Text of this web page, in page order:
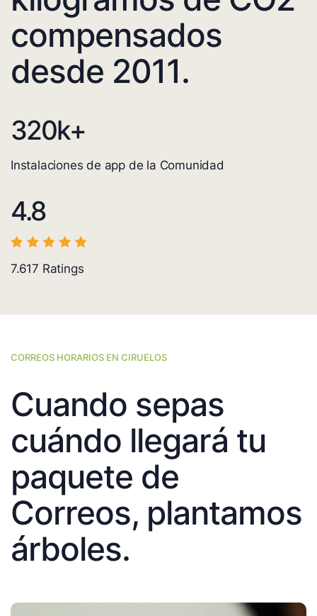
compensados
desde 2011.
320k+
Instalaciones de app de la Comunidad
4.8
7.617 Ratings
CORREOS HORARIOS EN CIRUELOS
Cuando sepas
cuándo llegará tu
paquete de
Correos, plantamos
árboles.